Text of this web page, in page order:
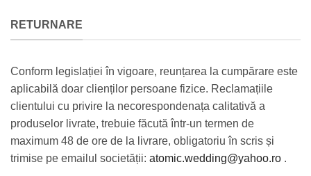
RETURNARE
Conform legislației în vigoare, reunțarea la cumpărare este
aplicabilă doar clienților persoane fizice. Reclamațiile
clientului cu privire la necorespondenața calitativă a
produselor livrate, trebuie făcută într-un termen de
maximum 48 de ore de la livrare, obligatoriu în scris și
trimise pe emailul societății: atomic.wedding@yahoo.ro .